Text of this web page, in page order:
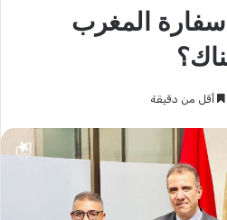
المغرب
أقل من دقيقة